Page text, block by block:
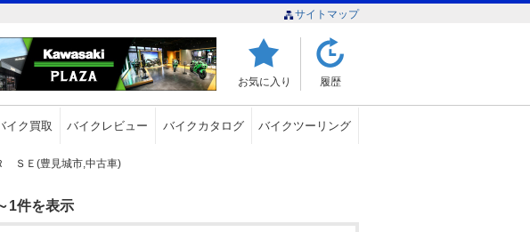
サイトマップ
お気に入り 履歴
イク買取 バイクレビュー バイクカタログ バイクツーリング
ＳＥ(豊見城市,中古車)
1件を表示